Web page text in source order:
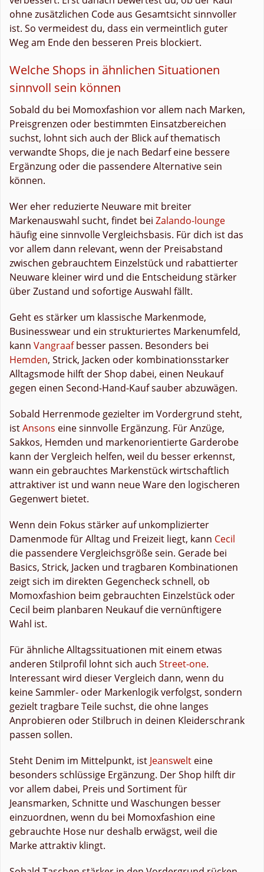
ohne zusätzlichen Code aus Gesamtsicht sinnvoller
ist. So vermeidest du, dass ein vermeintlich guter
Weg am Ende den besseren Preis blockiert.
Welche Shops in ähnlichen Situationen
sinnvoll sein können
Sobald du bei Momoxfashion vor allem nach Marken,
Preisgrenzen oder bestimmten Einsatzbereichen
suchst, lohnt sich auch der Blick auf thematisch
verwandte Shops, die je nach Bedarf eine bessere
Ergänzung oder die passendere Alternative sein
können.
Wer eher reduzierte Neuware mit breiter
Markenauswahl sucht, findet bei Zalando-lounge
häufig eine sinnvolle Vergleichsbasis. Für dich ist das
vor allem dann relevant, wenn der Preisabstand
zwischen gebrauchtem Einzelstück und rabattierter
Neuware kleiner wird und die Entscheidung stärker
über Zustand und sofortige Auswahl fällt.
Geht es stärker um klassische Markenmode,
Businesswear und ein strukturiertes Markenumfeld,
kann Vangraafbesser passen. Besonders bei
Hemden, Strick, Jacken oder kombinationsstarker
Alltagsmode hilft der Shop dabei, einen Neukauf
gegen einen Second-Hand-Kauf sauber abzuwägen.
Sobald Herrenmode gezielter im Vordergrund steht,
istAnsons eine sinnvolle Ergänzung. Für Anzüge,
Sakkos, Hemden und markenorientierte Garderobe
kann der Vergleich helfen, weil du besser erkennst,
wann ein gebrauchtes Markenstück wirtschaftlich
attraktiver ist und wann neue Ware den logischeren
Gegenwert bietet.
Wenn dein Fokus stärker auf unkomplizierter
Damenmode für Alltag und Freizeit liegt, kann Cecil
die passendere Vergleichsgröße sein. Gerade bei
Basics, Strick, Jacken und tragbaren Kombinationen
zeigt sich im direkten Gegencheck schnell, ob
Momoxfashion beim gebrauchten Einzelstück oder
Cecil beim planbaren Neukauf die vernünftigere
Wahl ist.
Für ähnliche Alltagssituationen mit einem etwas
anderen Stilprofil lohnt sich auch Street-one.
Interessant wird dieser Vergleich dann, wenn du
keine Sammler- oder Markenlogik verfolgst, sondern
gezielt tragbare Teile suchst, die ohne langes
Anprobieren oder Stilbruch in deinen Kleiderschrank
passen sollen.
Steht Denim im Mittelpunkt, ist Jeanswelt eine
besonders schlüssige Ergänzung. Der Shop hilft dir
vor allem dabei, Preis und Sortiment für
Jeansmarken, Schnitte und Waschungen besser
einzuordnen, wenn du bei Momoxfashion eine
gebrauchte Hose nur deshalb erwägst, weil die
Marke attraktiv klingt.